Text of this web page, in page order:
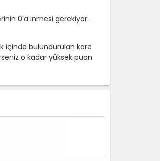
0'a inmesi gerekiyor.
içinde bulundurulan kare
o kadar yüksek puan